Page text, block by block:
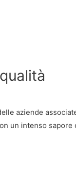
aziende
un intenso sapore